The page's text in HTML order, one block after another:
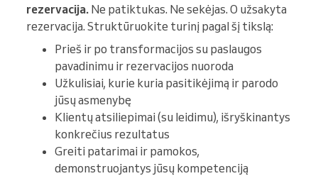
rezervacija. Ne patiktukas. Ne sekėjas. O užsakyta
rezervacija. Struktūruokite turinį pagal šį tikslą:
Prieš ir po transformacijos su paslaugos
pavadinimu ir rezervacijos nuoroda
Užkulisiai, kurie kuria pasitikėjimą ir parodo
jūsų asmenybę
Klientų atsiliepimai (su leidimu), išryškinantys
konkrečius rezultatus
Greiti patarimai ir pamokos,
demonstruojantys jūsų kompetenciją